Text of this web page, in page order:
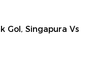
Gol, Singapura Vs